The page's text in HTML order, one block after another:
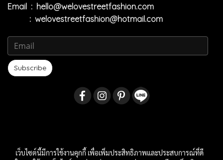
Email : hello@welovestreetfashion.com
: welovestreetfashion@hotmail.com
Subscribe
เว็บไซต์นี้มีการใช้งานคุกกี้ เพื่อเพิ่มประสิทธิภาพและประสบการณ์ที่ดี